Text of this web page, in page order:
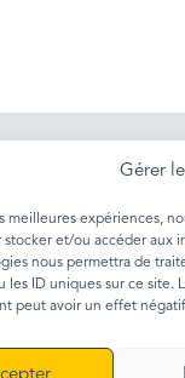
Gérer
meilleures expériences,
stocker et/ou accéder aux
nous permettra de
les ID uniques sur ce site.
peut avoir un effet